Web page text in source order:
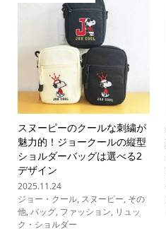
スヌーピーのクールな刺繍が
魅力的！ジョークールの縦型
ショルダーバッグは選べる2
デザイン
2025.11.24
ジョー・クール, スヌーピー, その
他,バッグ, ファッション, リュッ
ク・ショルダー